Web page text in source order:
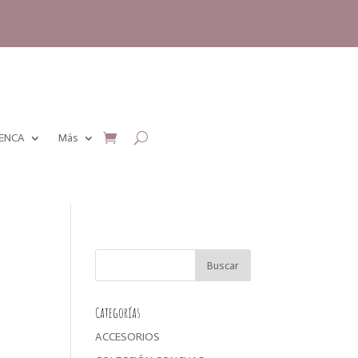
Más
Categorías
ACCESORIOS